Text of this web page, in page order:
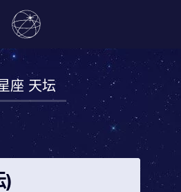
座 天坛
)